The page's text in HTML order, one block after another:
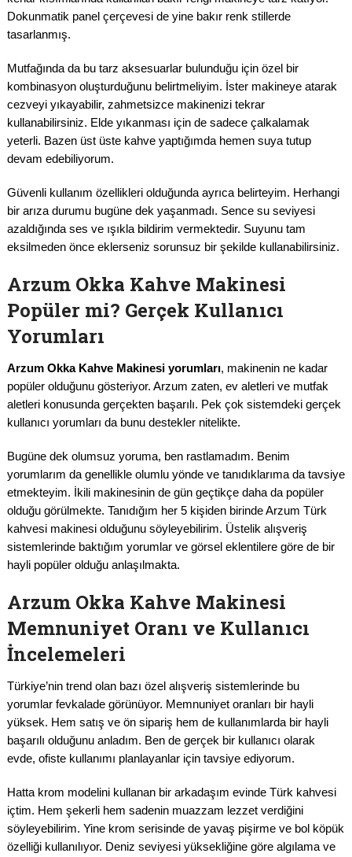
Dokunmatik panel çerçevesi de yine bakır renk stillerde
tasarlanmış.
Mutfağında da bu tarz aksesuarlar bulunduğu için özel bir
kombinasyon oluşturduğunu belirtmeliyim. İster makineye atarak
cezveyi yıkayabilir, zahmetsizce makinenizi tekrar
kullanabilirsiniz. Elde yıkanması için de sadece çalkalamak
yeterli. Bazen üst üste kahve yaptığımda hemen suya tutup
devam edebiliyorum.
Güvenli kullanım özellikleri olduğunda ayrıca belirteyim. Herhangi
bir arıza durumu bugüne dek yaşanmadı. Sence su seviyesi
azaldığında ses ve ışıkla bildirim vermektedir. Suyunu tam
eksilmeden önce eklerseniz sorunsuz bir şekilde kullanabilirsiniz.
Arzum Okka Kahve Makinesi
Popüler mi? Gerçek Kullanıcı
Yorumları
Arzum Okka Kahve Makinesi yorumları, makinenin ne kadar
popüler olduğunu gösteriyor. Arzum zaten, ev aletleri ve mutfak
aletleri konusunda gerçekten başarılı. Pek çok sistemdeki gerçek
kullanıcı yorumları da bunu destekler nitelikte.
Bugüne dek olumsuz yoruma, ben rastlamadım. Benim
yorumlarım da genellikle olumlu yönde ve tanıdıklarıma da tavsiye
etmekteyim. İkili makinesinin de gün geçtikçe daha da popüler
olduğu görülmekte. Tanıdığım her 5 kişiden birinde Arzum Türk
kahvesi makinesi olduğunu söyleyebilirim. Üstelik alışveriş
sistemlerinde baktığım yorumlar ve görsel eklentilere göre de bir
hayli popüler olduğu anlaşılmakta.
Arzum Okka Kahve Makinesi
Memnuniyet Oranı ve Kullanıcı
İncelemeleri
Türkiye’nin trend olan bazı özel alışveriş sistemlerinde bu
yorumlar fevkalade görünüyor. Memnuniyet oranları bir hayli
yüksek. Hem satış ve ön sipariş hem de kullanımlarda bir hayli
başarılı olduğunu anladım. Ben de gerçek bir kullanıcı olarak
evde, ofiste kullanımı planlayanlar için tavsiye ediyorum.
Hatta krom modelini kullanan bir arkadaşım evinde Türk kahvesi
içtim. Hem şekerli hem sadenin muazzam lezzet verdiğini
söyleyebilirim. Yine krom serisinde de yavaş pişirme ve bol köpük
özelliği kullanılıyor. Deniz seviyesi yüksekliğine göre algılama ve